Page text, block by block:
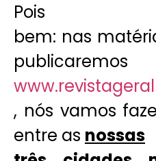
Pois
bem: nas
, nós vamos
entre as nossas